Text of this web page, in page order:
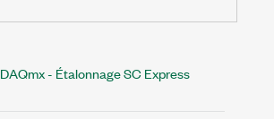
DAQmx - Étalonnage SC Express